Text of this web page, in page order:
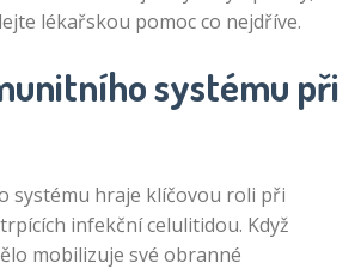
lékařskou pomoc co nejdříve.
systému při
systému hraje klíčovou roli při
infekční celulitidou. Když
mobilizuje své obranné